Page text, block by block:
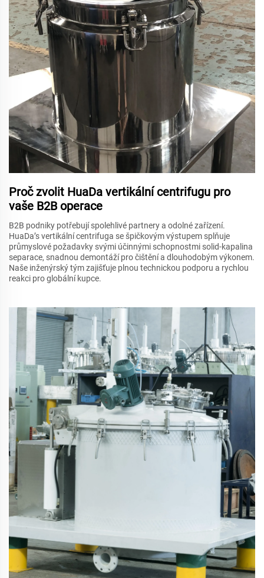
Proč zvolit HuaDa vertikální centrifugu pro
vaše B2B operace
B2B podniky potřebují spolehlivé partnery a odolné zařízení.
HuaDa’s vertikální centrifuga se špičkovým výstupem splňuje
průmyslové požadavky svými účinnými schopnostmi solid-kapalina
separace, snadnou demontáží pro čištění a dlouhodobým výkonem.
Naše inženýrský tým zajišťuje plnou technickou podporu a rychlou
reakci pro globální kupce.